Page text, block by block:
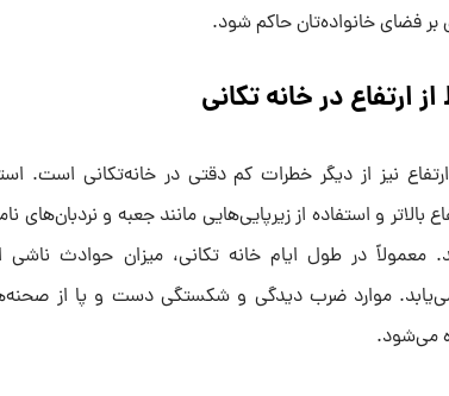
فضای خانواده‌تان حاکم شود.
ارتفاع در خانه تکانی
نیز از دیگر خطرات کم دقتی در خانه‌تکانی است.
بالاتر و استفاده از زیرپایی‌هایی مانند جعبه و نردبان‌های
معمولاً در طول ایام خانه تکانی، میزان حوادث ناشی
موارد ضرب دیدگی و شکستگی دست و پا از
می‌شود.